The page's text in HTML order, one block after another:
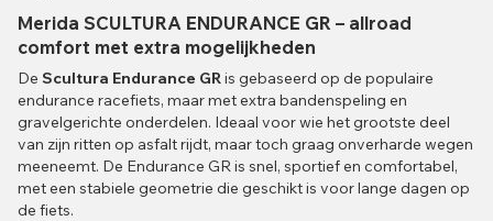
Merida SCULTURA ENDURANCE GR – allroad
comfort met extra mogelijkheden
De Scultura Endurance GRis gebaseerd op de populaire
endurance racefiets, maar met extra bandenspeling en
gravelgerichte onderdelen. Ideaal voor wie het grootste deel
van zijn ritten op asfalt rijdt, maar toch graag onverharde wegen
meeneemt. De Endurance GR is snel, sportief en comfortabel,
met een stabiele geometrie die geschikt is voor lange dagen op
de fiets.